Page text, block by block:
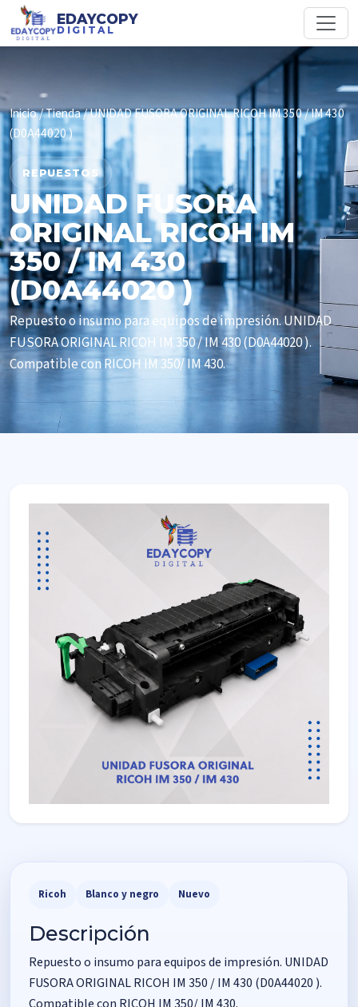
EDAYCOPY
DIGITAL
Inicio/Tienda/ UNIDAD FUSORA ORIGINAL RICOH IM 350 / IM 430
(D0A44020 )
REPUESTOS
UNIDAD FUSORA
ORIGINAL RICOH IM
350 / IM 430
(D0A44020 )
Repuesto o insumo para equipos de impresión. UNIDAD
FUSORA ORIGINAL RICOH IM 350 / IM 430 (D0A44020 ).
Compatible con RICOH IM 350/ IM 430.
Ricoh Blanco y negro Nuevo
Descripción
Repuesto o insumo para equipos de impresión. UNIDAD
FUSORA ORIGINAL RICOH IM 350 / IM 430 (D0A44020 ).